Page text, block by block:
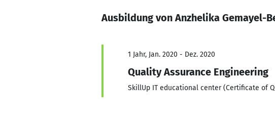
Ausbildung von Anzhelika Gemayel-
1 Jahr, Jan. 2020 - Dez. 2020
Quality Assurance Engineering
SkillUp IT educational center (Certificate of